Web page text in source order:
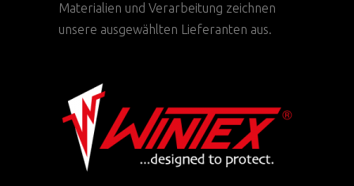
Materialien und Verarbeitung zeichnen
unsere ausgewählten Lieferanten aus.